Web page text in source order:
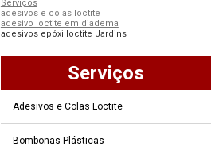
Serviços
adesivos e colas loctite
adesivo loctite em diadema
adesivos epóxi loctite Jardins
Serviços
Adesivos e Colas Loctite
Bombonas Plásticas